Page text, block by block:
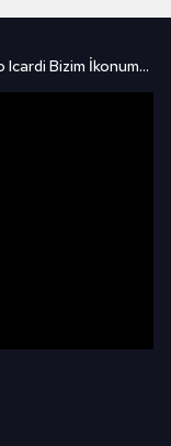
Galatasaray Başkanı Dursun Özbek: "Mauro Icardi Bizim İkonumuz!"